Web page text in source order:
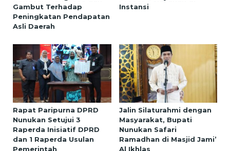
Gambut Terhadap
Peningkatan Pendapatan
Asli Daerah
Instansi
Rapat Paripurna DPRD
Nunukan Setujui 3
Raperda Inisiatif DPRD
dan 1 Raperda Usulan
Pemerintah
Jalin Silaturahmi dengan
Masyarakat, Bupati
Nunukan Safari
Ramadhan di Masjid Jami’
Al Ikhlas